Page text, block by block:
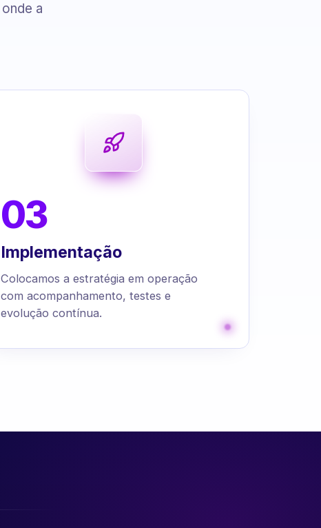
a
03
Implementação
Colocamos a estratégia em operação
com acompanhamento, testes e
evolução contínua.